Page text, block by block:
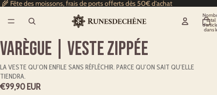
🌾 Fête des moissons, frais de ports offerts dès 50€ d'achat
total
dans
Varègue | Veste zippée
LA VESTE QU’ON ENFILE SANS RÉFLÉCHIR. PARCE QU’ON SAIT QU’ELLE
TIENDRA.
€99,90 EUR